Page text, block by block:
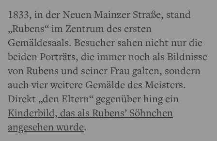
1833, in der Neuen Mainzer Straße, stand
„Rubens“ im Zentrum des ersten
Gemäldesaals. Besucher sahen nicht nur die
beiden Porträts, die immer noch als Bildnisse
von Rubens und seiner Frau galten, sondern
auch vier weitere Gemälde des Meisters.
Direkt „den Eltern“ gegenüber hing ein
Kinderbild, das als Rubens’ Söhnchen
angesehen wurde.